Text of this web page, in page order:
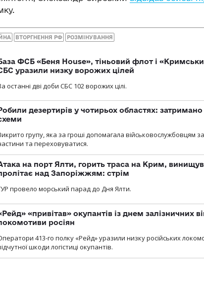
ВТОРГНЕННЯ РФ РОЗМІНУВАННЯ
ФСБ «Беня House», тіньовий флот і
уразили низку ворожих цілей
останні дві доби СБС 102 ворожих цілі.
дезертирів у чотирьох областях: затримано
групу, яка за гроші допомагала військовослужбовцям
та переховуватися.
на порт Ялти, горить траса на Крим,
над Запоріжжям: стрім
провело морський парад до Дня Ялти.
«привітав» окупантів із днем залізничних
росіян
413-го полку «Рейд» уразили низку російських
шкоди логістиці окупантів.